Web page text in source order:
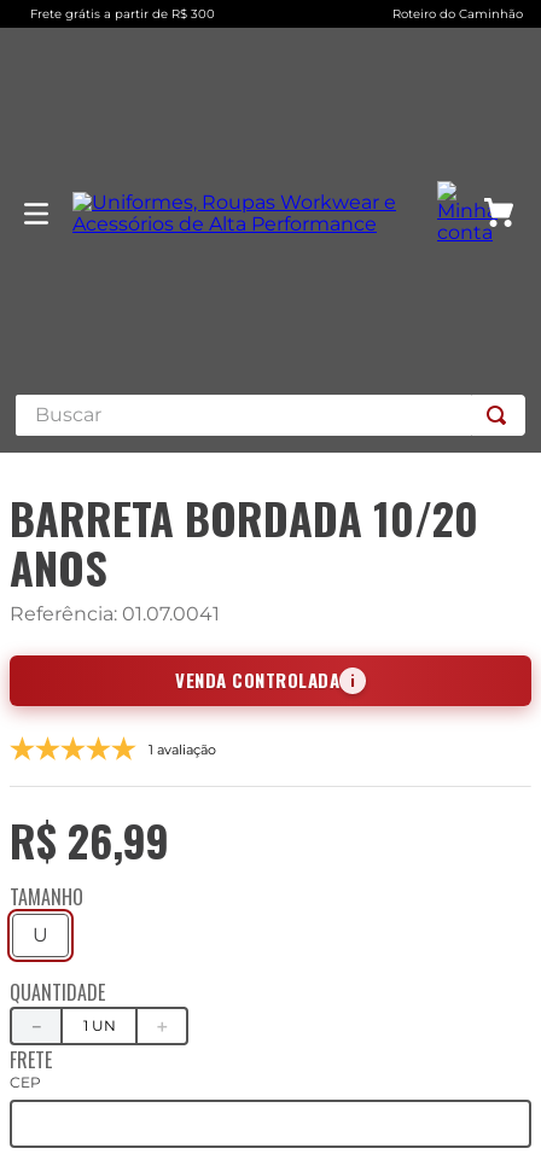
Frete grátis a partir de R$ 300 Roteiro do Caminhão
Buscar
BARRETA BORDADA 10/20
ANOS
Referência: 01.07.0041
VENDA CONTROLADA i
1 avaliação
R$ 26,99
TAMANHO
U
QUANTIDADE
＋
－
FRETE
CEP